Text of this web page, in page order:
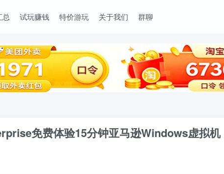
试玩赚钱 特价游玩 关于我们 群聊
免费体验15分钟亚马逊Windows虚拟机